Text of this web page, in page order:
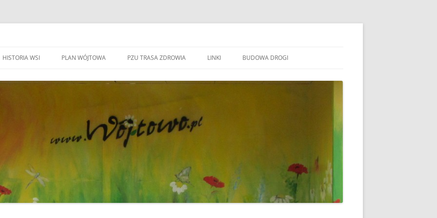
ŚMIECI
HISTORIA WSI
KAPLICZKI I KRZYŻE W WÓJTOWIE
ZWIĄZANI Z WÓJOWEM
BO JESTEM STĄD
PLAN WÓJTOWA PZU TRASA ZDROWIA LINKI
OLSZTYN
GMINA BARCZEWO DYŻURY RADNYCH
BUDOWA DROGI